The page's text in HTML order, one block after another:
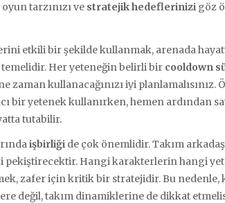
tarzınızı ve stratejik hedeflerinizi göz
etkili bir şekilde kullanmak, arenada
Her yeteneğin belirli bir cooldown
zaman kullanacağınızı iyi
bir yetenek kullanırken, hemen ardından
tutabilir.
işbirliği de çok önemlidir. Takım
pekiştirecektir. Hangi karakterlerin hangi
zafer için kritik bir stratejidir. Bu nedenle,
değil, takım dinamiklerine de dikkat